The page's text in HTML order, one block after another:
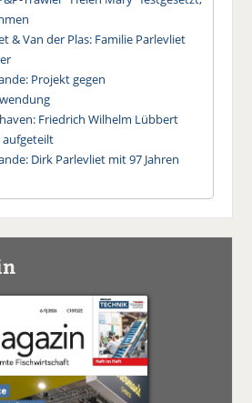
& Van der Plas: Familie Parlevliet
Projekt gegen
Friedrich Wilhelm Lübbert
Dirk Parlevliet mit 97 Jahren